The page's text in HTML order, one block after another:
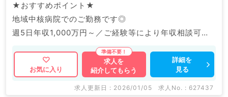
★おすすめポイント★
地域中核病院でのご勤務です◎
週5日年収1,000万円～／ご経験等により年収相談可能
マイナビDOCTORでは病院やクリニックなどの医療機
関求人はもちろんのこと、
お気に入り
求人を
紹介してもらう
詳細を
見る
求人更新日 : 2026/01/05 求人No. : 627437